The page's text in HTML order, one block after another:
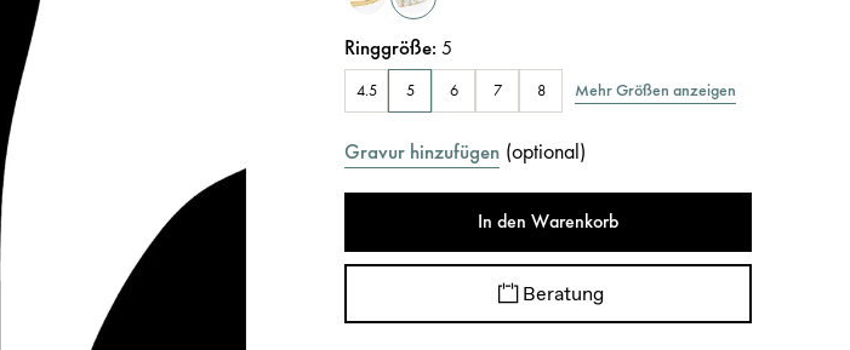
Ringgröße:5
4.5 5 6 7 8 Mehr Größen anzeigen
Gravur hinzufügen (optional)
In den Warenkorb
Beratung